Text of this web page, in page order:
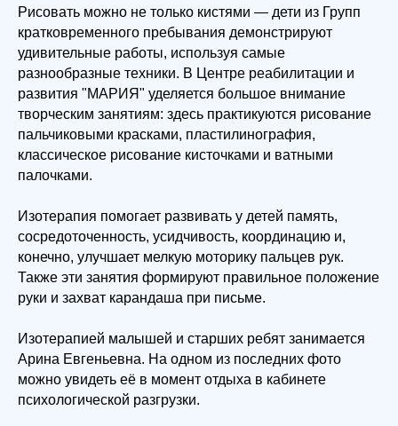
Рисовать можно не только кистями — дети из Групп
кратковременного пребывания демонстрируют
удивительные работы, используя самые
разнообразные техники. В Центре реабилитации и
развития "МАРИЯ" уделяется большое внимание
творческим занятиям: здесь практикуются рисование
пальчиковыми красками, пластилинография,
классическое рисование кисточками и ватными
палочками.
Изотерапия помогает развивать у детей память,
сосредоточенность, усидчивость, координацию и,
конечно, улучшает мелкую моторику пальцев рук.
Также эти занятия формируют правильное положение
руки и захват карандаша при письме.
Изотерапией малышей и старших ребят занимается
Арина Евгеньевна. На одном из последних фото
можно увидеть её в момент отдыха в кабинете
психологической разгрузки.